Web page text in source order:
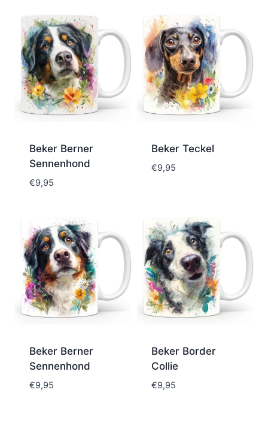
Beker Berner
Sennenhond
€9,95
Beker Teckel
€9,95
Beker Berner
Sennenhond
€9,95
Beker Border
Collie
€9,95